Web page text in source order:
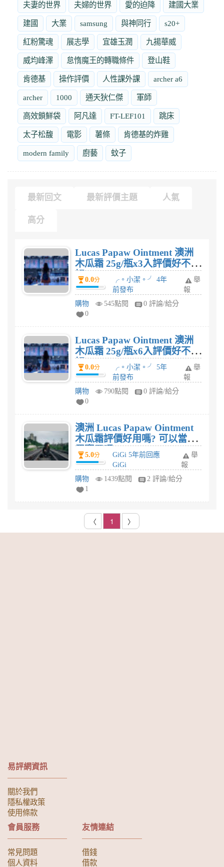
夫妻的世界 夫婦的世界 愛的迫降 建國大業
建國 大業 samsung 與神同行 s20+
紅粉驚魂 展志學 宜雄玉潤 九揚華威
威均峰澤 怠惰魔王的轉職條件 登山鞋
肯德基 操作評價 人性課外課 archer a6
archer 1000 通天狄仁傑 軍師
高效鎖鮮袋 阿凡達 FT-LEF101 跳床
太子松馥 電影 薯條 肯德基的炸雞
modern family 廚藝 蚊子
最新回文 最新評價主題 人氣
高分
Lucas Papaw Ointment 澳洲
木瓜霜 25g/瓶x3入評價好不
好?0.0分
╭。小潔。╯ 4年
前發布
舉
報
購物
545點閱
0 評論/給分
0
Lucas Papaw Ointment 澳洲
木瓜霜 25g/瓶x6入評價好不
好?0.0分
╭。小潔。╯ 5年
前發布
舉
報
購物
790點閱
0 評論/給分
0
澳洲 Lucas Papaw Ointment
木瓜霜評價好用嗎? 可以當護
唇膏用嗎?
5.0分
GiGi 5年前回應
GiGi
舉
報
購物
1439點閱
2 評論/給分
1
〈 1 〉
易評網資訊
關於我們
隱私權政策
使用條款
會員服務
常見問題
個人資料
友情連結
借錢
借款